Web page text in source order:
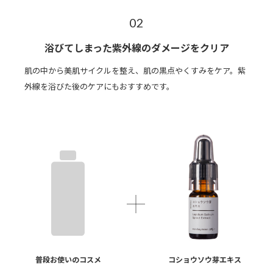
02
浴びてしまった紫外線のダメージをクリア
肌の中から美肌サイクルを整え、肌の黒点やくすみをケア。紫
外線を浴びた後のケアにもおすすめです。
普段お使いのコスメ コショウソウ芽エキス